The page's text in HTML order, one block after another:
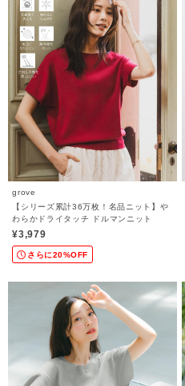
grove
【シリーズ累計36万枚！名品ニット】や
わらかドライタッチ ドルマンニット
¥3,979
さらに20%OFF